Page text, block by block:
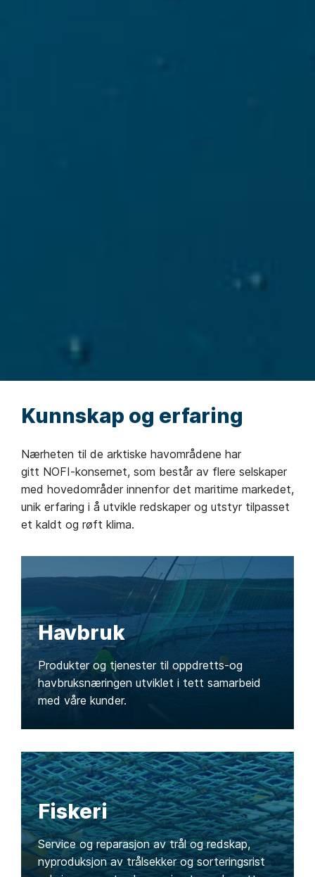
Kunnskap og erfaring
Nærheten til de arktiske havområdene har
gitt NOFI-konsernet, som består av flere selskaper
med hovedområder innenfor det maritime markedet,
unik erfaring i å utvikle redskaper og utstyr tilpasset
et kaldt og røft klima.
Havbruk
Produkter og tjenester til oppdretts-og
havbruksnæringen utviklet i tett samarbeid
med våre kunder.
Fiskeri
Service og reparasjon av trål og redskap,
nyproduksjon av trålsekker og sorteringsrist